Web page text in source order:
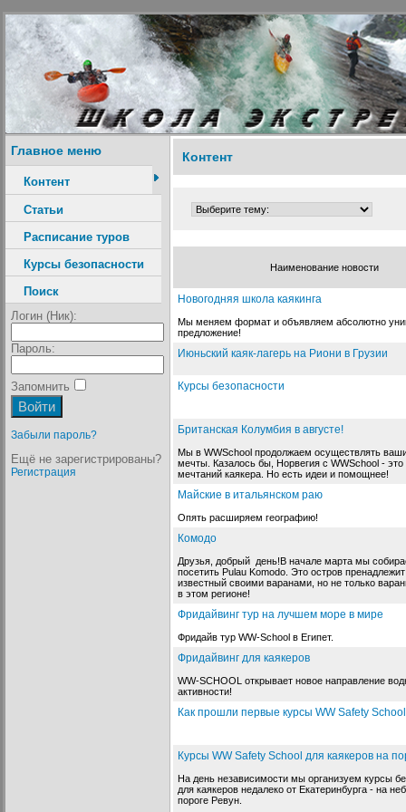
Главное меню
Контент
Статьи
Расписание туров
Курсы безопасности
Поиск
Логин (Ник):
Пароль:
Запомнить
Забыли пароль?
Ещё не зарегистрированы?
Регистрация
Контент
Наименование новости
Новогодняя школа каякинга
Мы меняем формат и объявляем абсолютно
предложение!
Июньский каяк-лагерь на Риони в Грузии
Курсы безопасности
Британская Колумбия в августе!
Мы в WWSchool продолжаем осуществлять
мечты. Казалось бы, Норвегия с WWSchool - это
мечтаний каякера. Но есть идеи и помощнее!
Майские в итальянском раю
Опять расширяем географию!
Комодо
Друзья, добрый день!В начале марта мы
посетить Pulau Komodo. Это остров
известный своими варанами, но не только
в этом регионе!
Фридайвинг тур на лучшем море в мире
Фридайв тур WW-School в Египет.
Фридайвинг для каякеров
WW-SCHOOL открывает новое направление
активности!
Как прошли первые курсы WW Safety
Курсы WW Safety School для каякеров на
На день независимости мы организуем курсы
для каякеров недалеко от Екатеринбурга - на
пороге Ревун.